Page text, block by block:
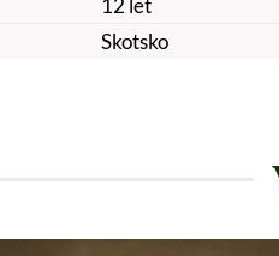
Skotsko